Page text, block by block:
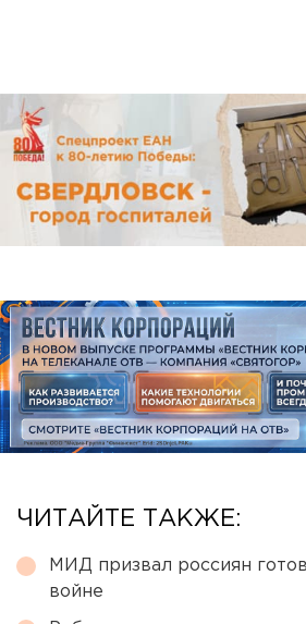
ЧИТАЙТЕ ТАКЖЕ:
МИД призвал россиян
войне